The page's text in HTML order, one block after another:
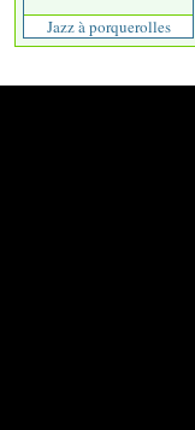
Jazz à porquerolles